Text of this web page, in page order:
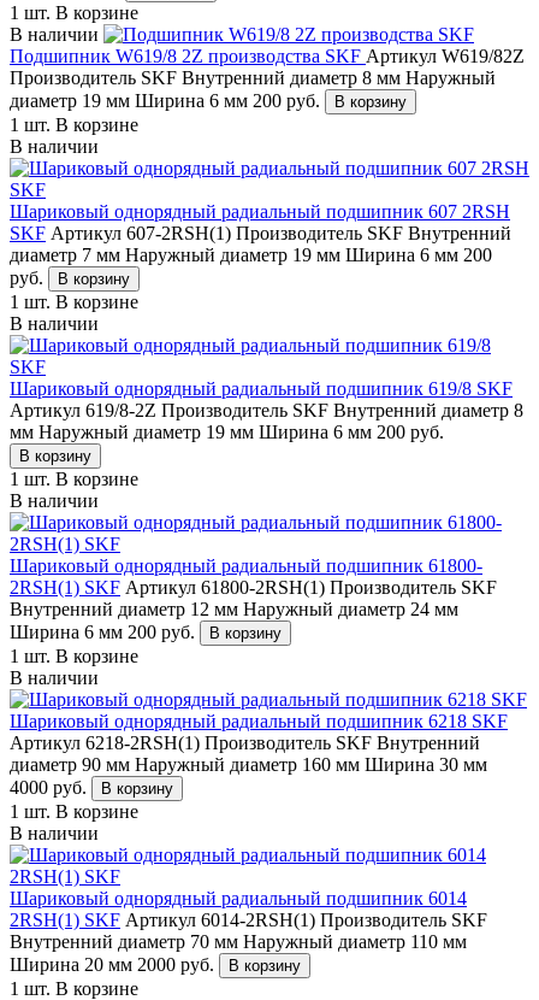
1 шт. В корзине
В наличии
Подшипник W619/8 2Z производства SKF Артикул W619/82Z
Производитель SKF Внутренний диаметр 8 мм Наружный
диаметр 19 мм Ширина 6 мм 200 руб. В корзину
1 шт. В корзине
В наличии
Шариковый однорядный радиальный подшипник 607 2RSH
SKF Артикул 607-2RSH(1) Производитель SKF Внутренний
диаметр 7 мм Наружный диаметр 19 мм Ширина 6 мм 200
руб.
В корзину
1 шт. В корзине
В наличии
Шариковый однорядный радиальный подшипник 619/8 SKF
Артикул 619/8-2Z Производитель SKF Внутренний диаметр 8
мм Наружный диаметр 19 мм Ширина 6 мм 200 руб.
В корзину
1 шт. В корзине
В наличии
Шариковый однорядный радиальный подшипник 61800-
2RSH(1) SKF Артикул 61800-2RSH(1) Производитель SKF
Внутренний диаметр 12 мм Наружный диаметр 24 мм
Ширина 6 мм 200 руб. В корзину
1 шт. В корзине
В наличии
Шариковый однорядный радиальный подшипник 6218 SKF
Артикул 6218-2RSH(1) Производитель SKF Внутренний
диаметр 90 мм Наружный диаметр 160 мм Ширина 30 мм
4000 руб. В корзину
1 шт. В корзине
В наличии
Шариковый однорядный радиальный подшипник 6014
2RSH(1) SKF Артикул 6014-2RSH(1) Производитель SKF
Внутренний диаметр 70 мм Наружный диаметр 110 мм
Ширина 20 мм 2000 руб. В корзину
1 шт. В корзине